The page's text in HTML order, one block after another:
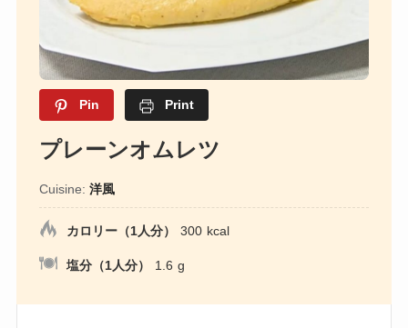
Pin Print
プレーンオムレツ
Cuisine: 洋風
カロリー（1人分） 300 kcal
塩分（1人分） 1.6 g